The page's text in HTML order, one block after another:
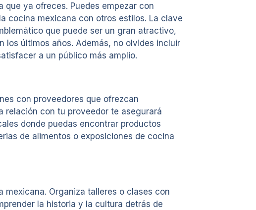
ya ofreces. Puedes empezar con
cocina mexicana con otros estilos. La clave
que puede ser un gran atractivo,
los últimos años. Además, no olvides incluir
a un público más amplio.
con proveedores que ofrezcan
relación con tu proveedor te asegurará
donde puedas encontrar productos
de alimentos o exposiciones de cocina
Organiza talleres o clases con
la historia y la cultura detrás de